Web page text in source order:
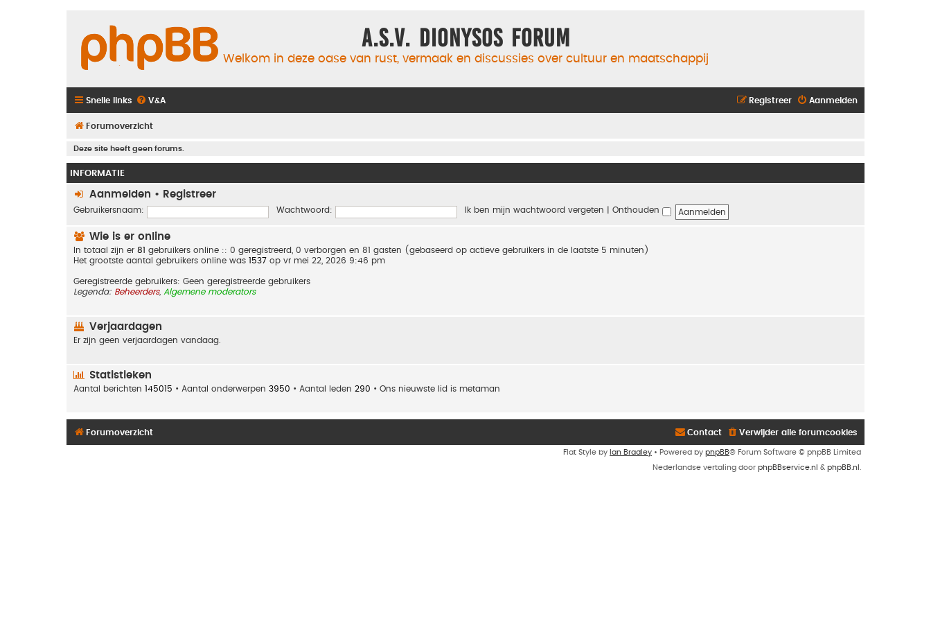
A.S.V. Dionysos Forum
Welkom in deze oase van rust, vermaak en discussies over cultuur en maatschappij
Snelle links V&A Aanmelden
Registreer
Forumoverzicht
Deze site heeft geen forums.
INFORMATIE
Aanmelden • Registreer
Gebruikersnaam: Wachtwoord: Ik ben mijn wachtwoord vergeten Onthouden
Wie is er online
In totaal zijn er 81 gebruikers online :: 0 geregistreerd, 0 verborgen en 81 gasten (gebaseerd op actieve gebruikers in de laatste 5 minuten)
Het grootste aantal gebruikers online was 1537 op vr mei 22, 2026 9:46 pm
Geregistreerde gebruikers: Geen geregistreerde gebruikers
Legenda: Beheerders, Algemene moderators
Verjaardagen
Er zijn geen verjaardagen vandaag.
Statistieken
Aantal berichten 145015 • Aantal onderwerpen 3950 • Aantal leden 290 • Ons nieuwste lid is metaman
Forumoverzicht Verwijder alle forumcookies
Contact
Flat Style by Ian Bradley • Powered by phpBB® Forum Software © phpBB Limited
Nederlandse vertaling door phpBBservice.nl & phpBB.nl